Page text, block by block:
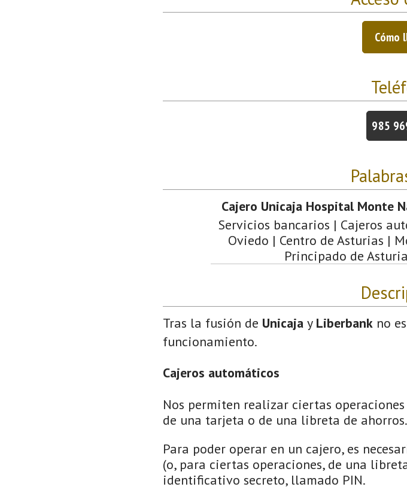
Cómo
985
Cajero Unicaja Hospital Monte
Servicios bancarios | Cajeros
Oviedo | Centro de Asturias |
Principado de
Tras la fusión de Unicaja y Liberbank no
funcionamiento.
Cajeros automáticos
Nos permiten realizar ciertas
de una tarjeta o de una libreta de ahorros.
Para poder operar en un cajero, es
(o, para ciertas operaciones, de una
identificativo secreto, llamado PIN.